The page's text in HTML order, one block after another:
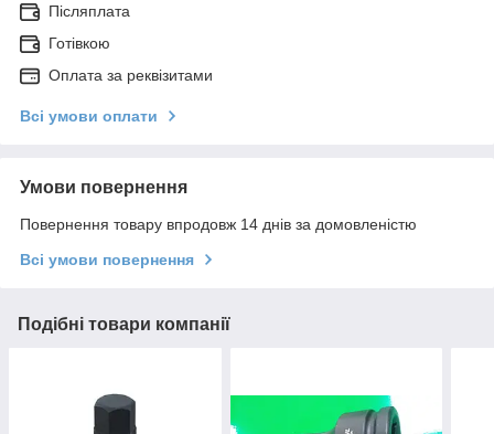
Післяплата
Готівкою
Оплата за реквізитами
Всі умови оплати
Умови повернення
Повернення товару впродовж 14 днів за домовленістю
Всі умови повернення
Подібні товари компанії